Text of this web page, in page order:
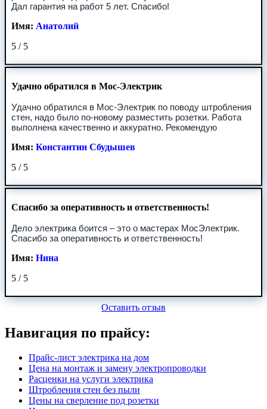
Дал гарантия на работ 5 лет. Спасибо!
Имя: Анатолий
5/ 5
Удачно обратился в Мос-Электрик
Удачно обратился в Мос-Электрик по поводу штробления
стен, надо было по-новому разместить розетки. Работа
выполнена качественно и аккуратно. Рекомендую
Имя: Константин Сбудышев
5/ 5
Спасибо за оперативность и ответственность!
Дело электрика боится – это о мастерах МосЭлектрик.
Спасибо за оперативность и ответственность!
Имя: Нина
5/ 5
Оставить отзыв
Навигация по прайсу:
Прайс-лист электрика на дом
Цена на монтаж и замену электропроводки
Расценки на услуги электрика
Штробления стен без пыли
Цены на сверление под розетки